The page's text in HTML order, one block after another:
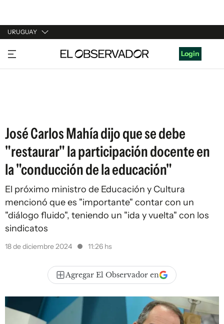
URUGUAY
URUGUAY
ARGENTINA
Login
José Carlos Mahía dijo que se debe
"restaurar" la participación docente en
la "conducción de la educación"
El próximo ministro de Educación y Cultura
mencionó que es "importante" contar con un
"diálogo fluido", teniendo un "ida y vuelta" con los
sindicatos
18 de diciembre 2024 11:26 hs
Agregar El Observador en